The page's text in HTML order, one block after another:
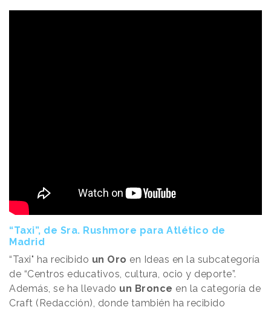
“Taxi”, de Sra. Rushmore para Atlético de
Madrid
“Taxi" ha recibido un Oro en Ideas en la subcategoría
de “Centros educativos, cultura, ocio y deporte”.
Además, se ha llevado un Bronce en la categoría de
Craft (Redacción), donde también ha recibido